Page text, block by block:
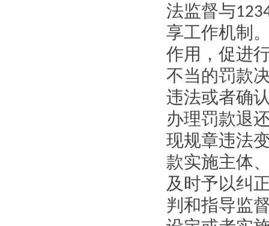
法监督与
享工作机制
作用，促进
不当的罚款
违法或者确
办理罚款退
现规章违法
款实施主体
及时予以纠
判和指导监